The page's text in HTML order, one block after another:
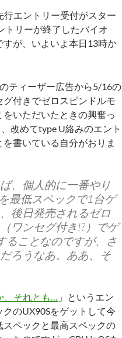
エントリー受付がスター
トリーが終了したバイオ
すが、いよいよ本日13時か
ティーザー広告から5/16の
付きでゼロスピンドルモ
いただいたときの興奮っ
改めてtype U絡みのエント
書いている自分がおりま
、個人的に一番やり
最低スペックで1台ゲ
後日発売されるゼロ
ワンセグ付き!?）でゲ
ることなのですが、さ
ろうなあ。ああ、そ
、それとも… 」というエン
のUX90Sをゲットして今
ペックと最高スペックの